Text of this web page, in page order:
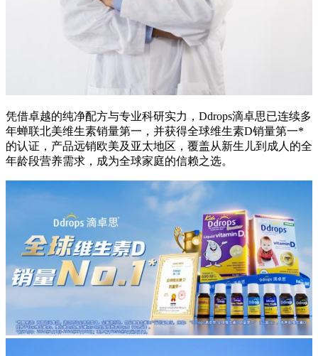
凭借卓越的纯净配方与专业科研实力，Ddrops滴卓思已连续多
年蝉联北美维生素销量第一，并获得全球维生素D销量第一*
的认证，产品远销欧美及亚太地区，覆盖从新生儿到成人的全
年龄段营养需求，成为全球家庭的信赖之选。